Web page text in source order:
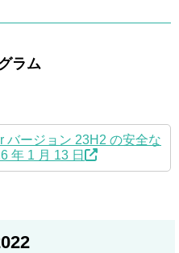
ラム
バージョン 23H2 の安全な
年 1 月 13 日